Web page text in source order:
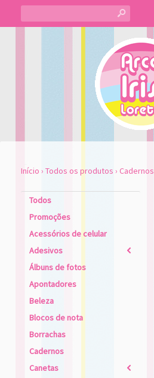
s
Início › Todos os produtos › Cadernos
Todos
Promoções
Acessórios de celular
Adesivos
2
Álbuns de fotos
Apontadores
Beleza
Blocos de nota
Borrachas
Cadernos
Canetas
2